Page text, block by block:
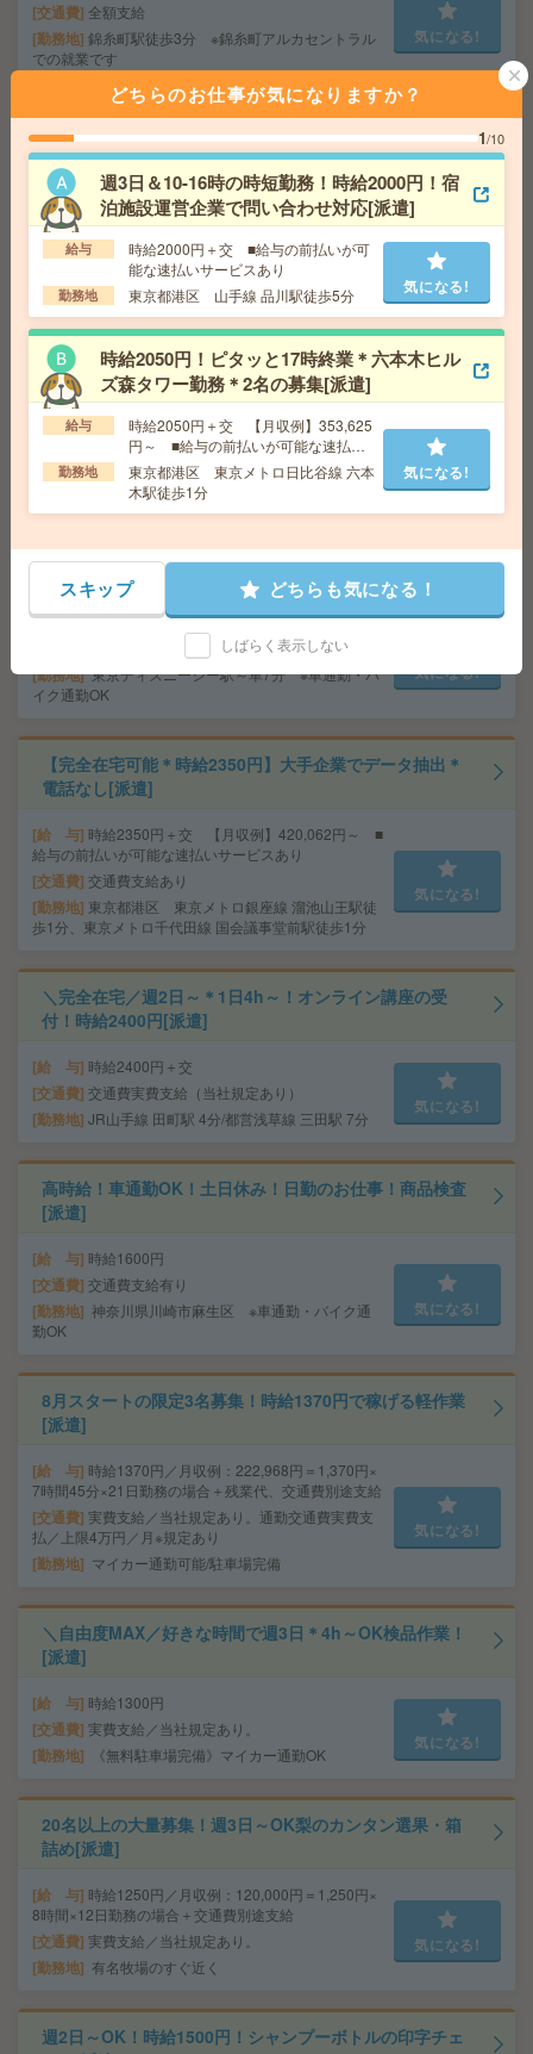
交通費 全額支給
勤務地 錦糸町駅徒歩3分 ※錦糸町アルカセントラル
での就業です
気になる!
取り等！[派遣]
給 与 時給1900円
交通費 全額支給
勤務地 目黒駅徒歩7分、五反田駅徒歩8分
気になる!
【完全在宅＊時給1850円】電子書籍サービス運営企業で
サイト更新や管理[派遣]
給 与
時給1850円＋交 【月収例】305,250円～ ■
給与の前払いが可能な速払いサービスあり
交通費 交通費支給あり
勤務地 東京都千代田区 東京メトロ半蔵門線 神保町
駅徒歩3分
気になる!
給与即払いOK！高時給！土日休み！フォークリフト作業
[派遣]
給 与 時給1600円
勤務地 東京ディズニーシー駅～車7分 ※車通勤・バ
イク通勤OK
気になる!
【完全在宅可能＊時給2350円】大手企業でデータ抽出＊
電話なし[派遣]
給 与 時給2350円＋交 【月収例】420,062円～ ■
給与の前払いが可能な速払いサービスあり
交通費 交通費支給あり
勤務地 東京都港区 東京メトロ銀座線 溜池山王駅徒
歩1分、東京メトロ千代田線 国会議事堂前駅徒歩1分
気になる!
＼完全在宅／週2日～＊1日4h～！オンライン講座の受
付！時給2400円[派遣]
給 与 時給2400円＋交
交通費 交通費実費支給（当社規定あり）
勤務地 JR山手線 田町駅 4分/都営浅草線 三田駅 7分
気になる!
高時給！車通勤OK！土日休み！日勤のお仕事！商品検査
[派遣]
給 与 時給1600円
交通費 交通費支給有り
勤務地 神奈川県川崎市麻生区 ※車通勤・バイク通
勤OK
気になる!
8月スタートの限定3名募集！時給1370円で稼げる軽作業
[派遣]
給 与 時給1370円／月収例：222,968円＝1,370円×
7時間45分×21日勤務の場合＋残業代、交通費別途支給
交通費 実費支給／当社規定あり。通勤交通費実費支
払／上限4万円／月※規定あり
勤務地 マイカー通勤可能/駐車場完備
気になる!
＼自由度MAX／好きな時間で週3日＊4h～OK検品作業！
[派遣]
給 与 時給1300円
交通費 実費支給／当社規定あり。
勤務地 《無料駐車場完備》マイカー通勤OK
気になる!
20名以上の大量募集！週3日～OK梨のカンタン選果・箱
詰め[派遣]
給 与 時給1250円／月収例：120,000円＝1,250円×
8時間×12日勤務の場合＋交通費別途支給
交通費 実費支給／当社規定あり。
勤務地 有名牧場のすぐ近く
気になる!
週2日～OK！時給1500円！シャンプーボトルの印字チェ
どちらのお仕事が気になりますか？
1/10
週3日＆10-16時の時短勤務！時給2000円！宿
泊施設運営企業で問い合わせ対応[派遣]
給与
時給2000円＋交 ■給与の前払いが可
能な速払いサービスあり
勤務地 東京都港区 山手線 品川駅徒歩5分 気になる!
時給2050円！ピタッと17時終業＊六本木ヒル
ズ森タワー勤務＊2名の募集[派遣]
給与
時給2050円＋交 【月収例】353,625
円～ ■給与の前払いが可能な速払い
サービスあり
勤務地
東京都港区 東京メトロ日比谷線 六本
木駅徒歩1分
気になる!
スキップ どちらも気になる！
しばらく表示しない